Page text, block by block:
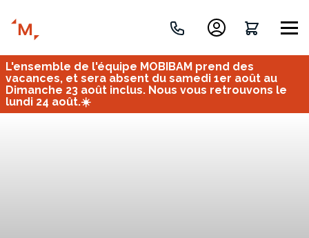
Créez votre projet de A à Z
L'ensemble de l'équipe MOBIBAM prend des
vacances, et sera absent du samedi 1er août au
Dimanche 23 août inclus. Nous vous retrouvons le
lundi 24 août.☀️